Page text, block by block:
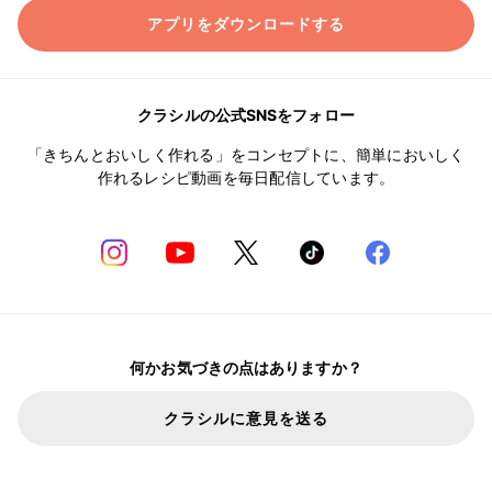
アプリをダウンロードする
クラシルの公式SNSをフォロー
「きちんとおいしく作れる」をコンセプトに、簡単においしく
作れるレシピ動画を毎日配信しています。
何かお気づきの点はありますか？
クラシルに意見を送る